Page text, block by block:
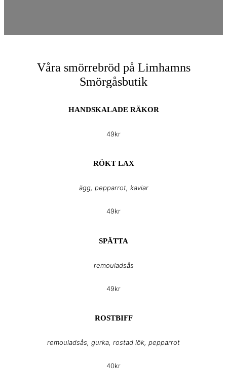
Våra smörrebröd på Limhamns
Smörgåsbutik
HANDSKALADE RÄKOR
49kr
RÖKT LAX
ägg, pepparrot, kaviar
49kr
SPÄTTA
remouladsås
49kr
ROSTBIFF
remouladsås, gurka, rostad lök, pepparrot
40kr